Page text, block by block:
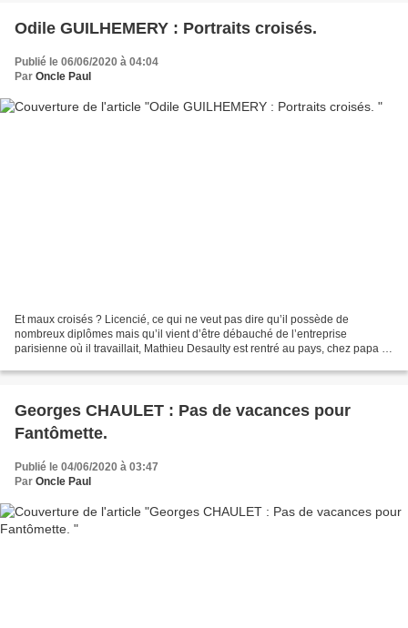
Odile GUILHEMERY : Portraits croisés.
Publié le 06/06/2020 à 04:04
Par Oncle Paul
Et maux croisés ? Licencié, ce qui ne veut pas dire qu’il possède de
nombreux diplômes mais qu’il vient d’être débauché de l’entreprise
parisienne où il travaillait, Mathieu Desaulty est rentré au pays, chez papa et
Georges CHAULET : Pas de vacances pour
Fantômette.
Publié le 04/06/2020 à 03:47
Par Oncle Paul